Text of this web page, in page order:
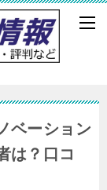
ベーション
は？口コ